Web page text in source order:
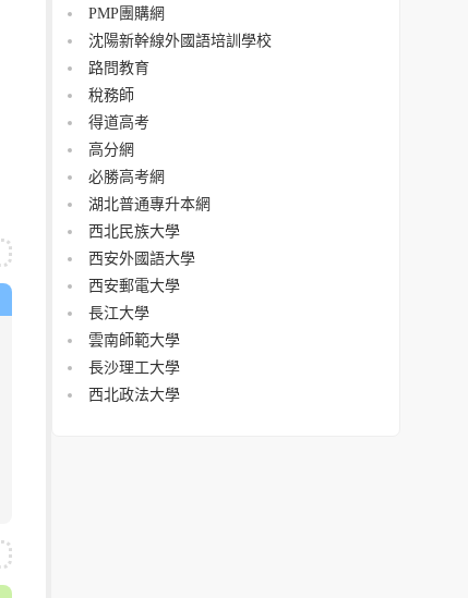
PMP團購網
沈陽新幹線外國語培訓學校
路問教育
稅務師
得道高考
高分網
必勝高考網
湖北普通專升本網
西北民族大學
西安外國語大學
西安郵電大學
長江大學
雲南師範大學
長沙理工大學
西北政法大學